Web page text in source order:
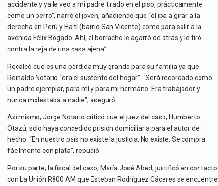
accidente y ya le veo a mi padre tirado en el piso, prácticamente
como un perro”, narró el joven, añadiendo que “él iba a girar a la
derecha en Perú y Haití (barrio San Vicente) como para salir a la
avenida Félix Bogado. Ahí, el borracho le agarró de atrás y le tiró
contra la reja de una casa ajena”.
Recalcó que es una pérdida muy grande para su familia ya que
Reinaldo Notario “era el sustento del hogar”. “Será recordado como
un padre ejemplar, para mí y para mi hermano. Era trabajador y
nunca molestaba a nadie”, aseguró.
Así mismo, Jorge Notario criticó que el juez del caso, Humberto
Otazú, solo haya concedido prisión domiciliaria para el autor del
hecho. “En nuestro país no existe la justicia. No existe. Se compra
fácilmente con plata”, repudió.
Por su parte, la fiscal del caso, María José Abed, justificó en contacto
con La Unión R800 AM que Esteban Rodríguez Cáceres se encuentre